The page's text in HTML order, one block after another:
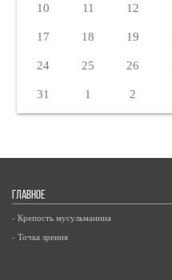
10 11 12
17 18 19
24 25 26
31 1 2
ГЛАВНОЕ
- Крепость мусульманина
- Точка зрения